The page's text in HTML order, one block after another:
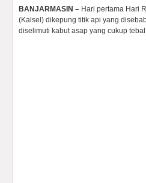
BANJARMASIN – Hari pertama Hari
(Kalsel) dikepung titik api yang
diselimuti kabut asap yang cukup